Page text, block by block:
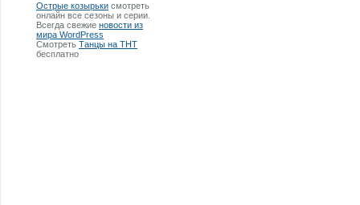
Острые козырьки смотреть
онлайн все сезоны и серии.
Всегда свежие новости из
мира WordPress
Смотреть Танцы на ТНТ
бесплатно